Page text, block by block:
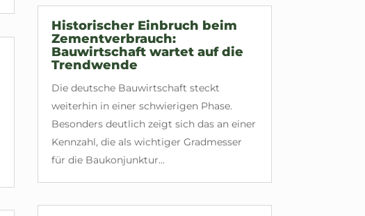
Historischer Einbruch beim
Zementverbrauch:
Bauwirtschaft wartet auf die
Trendwende
Die deutsche Bauwirtschaft steckt
weiterhin in einer schwierigen Phase.
Besonders deutlich zeigt sich das an einer
Kennzahl, die als wichtiger Gradmesser
für die Baukonjunktur...